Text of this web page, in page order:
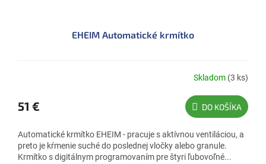
EHEIM Automatické krmítko
Skladom (3 ks)
51 € DO KOŠÍKA
Automatické krmítko EHEIM - pracuje s aktívnou ventiláciou, a
preto je kŕmenie suché do poslednej vločky alebo granule.
Krmítko s digitálnym programovaním pre štyri ľubovoľné...